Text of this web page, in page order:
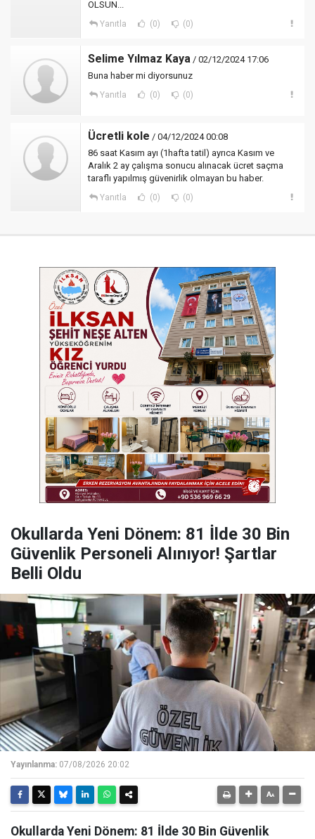
OLSUN...
Yanıtla (0) (0)
Selime Yılmaz Kaya / 02/12/2024 17:06
Buna haber mi diyorsunuz
Yanıtla (0) (0)
Ücretli kole / 04/12/2024 00:08
86 saat Kasım ayı (1hafta tatil) ayrıca Kasım ve
Aralık 2 ay çalışma sonucu alınacak ücret saçma
taraflı yapılmış güvenirlik olmayan bu haber.
Yanıtla (0) (0)
Okullarda Yeni Dönem: 81 İlde 30 Bin
Güvenlik Personeli Alınıyor! Şartlar
Belli Oldu
Yayınlanma: 07/08/2026 20:02
Okullarda Yeni Dönem: 81 İlde 30 Bin Güvenlik